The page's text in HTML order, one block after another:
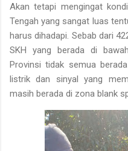
Akan tetapi mengingat
Tengah yang sangat luas
harus dihadapi. Sebab dari
SKH yang berada di
Provinsi tidak semua
listrik dan sinyal yang
masih berada di zona blank